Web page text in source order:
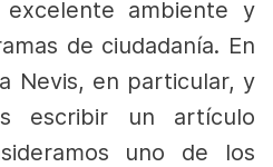
ambiente y
de ciudadanía. En
Nevis, en particular, y
escribir un artículo
uno de los